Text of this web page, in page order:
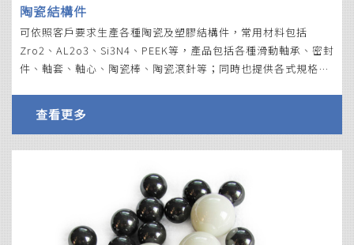
陶瓷結構件
可依照客戶要求生產各種陶瓷及塑膠結構件，常用材料包括
Zro2、AL2o3、Si3N4、PEEK等，產品包括各種滑動軸承、密封
件、軸套、軸心、陶瓷棒、陶瓷滾針等；同時也提供各式規格陶
查看更多